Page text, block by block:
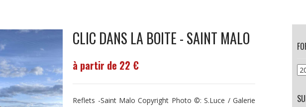
CLIC DANS LA BOITE - SAINT MALO
à partir de 22 €
Reflets -Saint Malo Copyright Photo ©: S.Luce / Galerie